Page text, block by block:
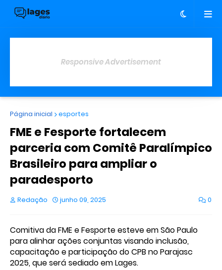
Responsive Advertisement
Página inicial esportes
FME e Fesporte fortalecem
parceria com Comitê Paralímpico
Brasileiro para ampliar o
paradesporto
Redação junho 09, 2025 0
Comitiva da FME e Fesporte esteve em São Paulo
para alinhar ações conjuntas visando inclusão,
capacitação e participação do CPB no Parajasc
2025, que será sediado em Lages.